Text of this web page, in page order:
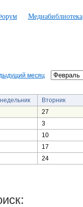
Медиабиблиотека
месяц
Вторник
27
3
10
17
24